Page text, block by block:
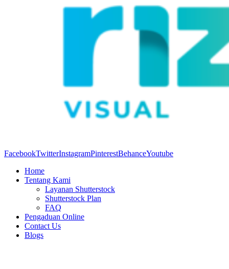
FacebookTwitterInstagramPinterestBehanceYoutube
Home
Tentang Kami
Layanan Shutterstock
Shutterstock Plan
FAQ
Pengaduan Online
Contact Us
Blogs